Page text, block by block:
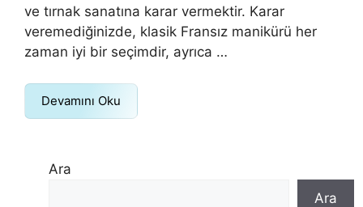
ve tırnak sanatına karar vermektir. Karar
veremediğinizde, klasik Fransız manikürü her
zaman iyi bir seçimdir, ayrıca …
Devamını Oku
Ara
Ara